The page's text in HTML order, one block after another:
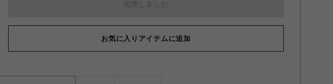
お気に入りアイテムに追加